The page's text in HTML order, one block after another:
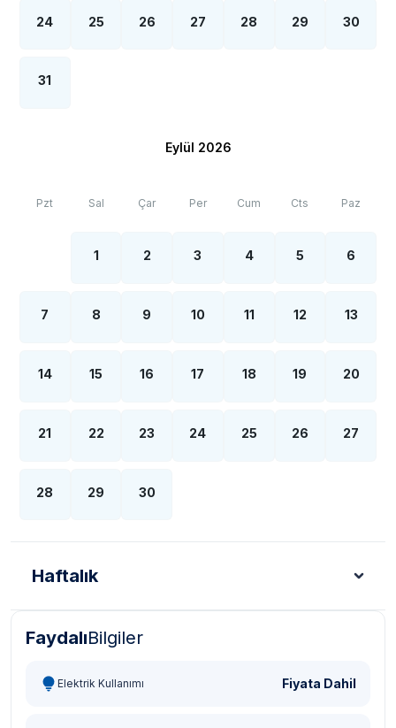
24 25 26 27 28 29 30
31
Eylül 2026
Pzt Sal Çar Per Cum Cts Paz
1 2 3 4 5 6
7 8 9 10 11 12 13
14 15 16 17 18 19 20
21 22 23 24 25 26 27
28 29 30
Haftalık
Türk Lirası - TL
FaydalıBilgiler
Elektrik Kullanımı Fiyata Dahil